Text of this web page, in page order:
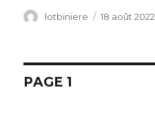
Auteur
lotbiniere
Publié
18 août 2022
Navigation
PAGE 1